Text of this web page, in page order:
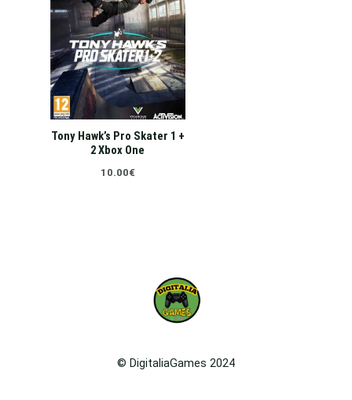
Tony Hawk’s Pro Skater 1 +
2 Xbox One
10.00€
© DigitaliaGames 2024